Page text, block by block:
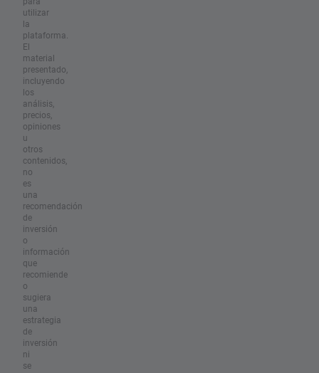
utilizar
la
plataforma.
El
material
presentado,
incluyendo
los
análisis,
precios,
opiniones
u
otros
contenidos,
no
es
una
recomendación
de
inversión
o
información
que
recomiende
o
sugiera
una
estrategia
de
inversión
ni
se